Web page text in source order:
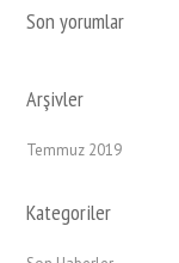
Son yorumlar
Arşivler
Temmuz 2019
Kategoriler